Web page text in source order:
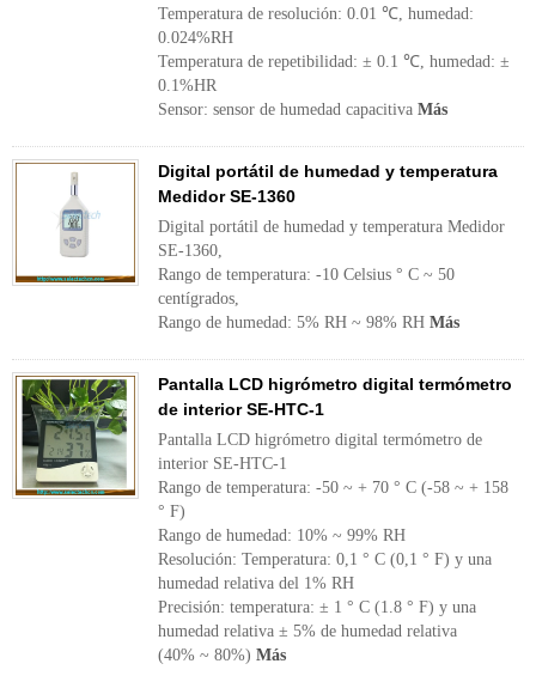
Temperatura de resolución: 0.01 ℃, humedad:
0.024%RH
Temperatura de repetibilidad: ± 0.1 ℃, humedad: ±
0.1%HR
Sensor: sensor de humedad capacitiva Más
Digital portátil de humedad y temperatura
Medidor SE-1360
Digital portátil de humedad y temperatura Medidor
SE-1360,
Rango de temperatura: -10 Celsius ° C ~ 50
centígrados,
Rango de humedad: 5% RH ~ 98% RH Más
Pantalla LCD higrómetro digital termómetro
de interior SE-HTC-1
Pantalla LCD higrómetro digital termómetro de
interior SE-HTC-1
Rango de temperatura: -50 ~ + 70 ° C (-58 ~ + 158
° F)
Rango de humedad: 10% ~ 99% RH
Resolución: Temperatura: 0,1 ° C (0,1 ° F) y una
humedad relativa del 1% RH
Precisión: temperatura: ± 1 ° C (1.8 ° F) y una
humedad relativa ± 5% de humedad relativa
(40% ~ 80%) Más